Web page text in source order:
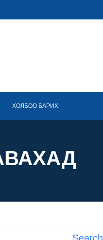
ХОЛБОО БАРИХ